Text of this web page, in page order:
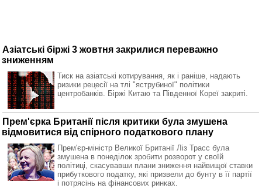
Азіатські біржі 3 жовтня закрилися переважно
зниженням
Тиск на азіатські котирування, як і раніше, надають
ризики рецесії на тлі "яструбиної" політики
центробанків. Біржі Китаю та Південної Кореї закриті.
Прем'єрка Британії після критики була змушена
відмовитися від спірного податкового плану
Прем'єр-міністр Великої Британії Ліз Трасс була
змушена в понеділок зробити розворот у своїй
політиці, скасувавши плани зниження найвищої ставки
прибуткового податку, які призвели до бунту в її партії
і потрясінь на фінансових ринках.